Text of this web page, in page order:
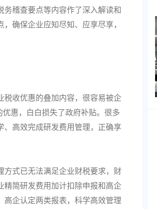
稽查要点等内容作了深入解读和
确保企业应知尽知、应享尽享，
税收优惠的叠加内容，很容易被企
惠，白白损失了政府补贴。很多
、高效完成研发费用管理，正确享
方式已无法满足企业财税要求，财
精简研发费用加计扣除申报和高企
企认定两类报表，科学高效管理